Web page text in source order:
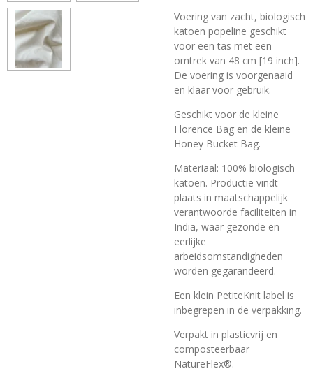
Voering van zacht, biologisch
katoen popeline geschikt
voor een tas met een
omtrek van 48 cm [19 inch].
De voering is voorgenaaid
en klaar voor gebruik.
Geschikt voor de kleine
Florence Bag en de kleine
Honey Bucket Bag.
Materiaal: 100% biologisch
katoen. Productie vindt
plaats in maatschappelijk
verantwoorde faciliteiten in
India, waar gezonde en
eerlijke
arbeidsomstandigheden
worden gegarandeerd.
Een klein PetiteKnit label is
inbegrepen in de verpakking.
Verpakt in plasticvrij en
composteerbaar
NatureFlex®.